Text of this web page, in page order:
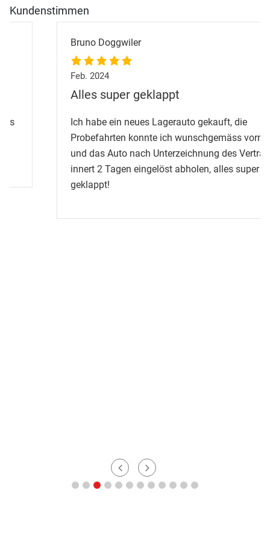
Kundenstimmen
Bruno Doggwiler
Alles super geklappt
Ich habe ein neues Lagerauto gekauft, die
Probefahrten konnte ich wunschgemäss vornehmen
und das Auto nach Unterzeichnung des Vertrages
innert 2 Tagen eingelöst abholen, alles super
geklappt!